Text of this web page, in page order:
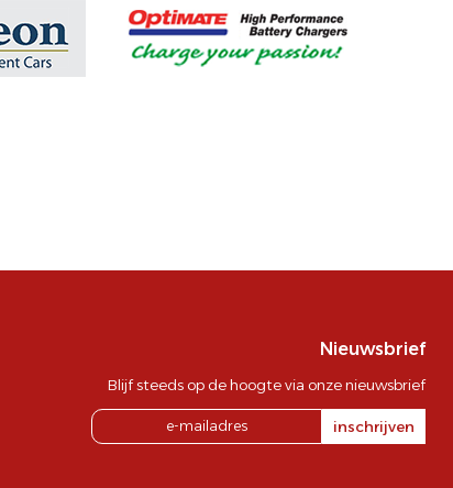
Nieuwsbrief
Blijf steeds op de hoogte via onze nieuwsbrief
inschrijven